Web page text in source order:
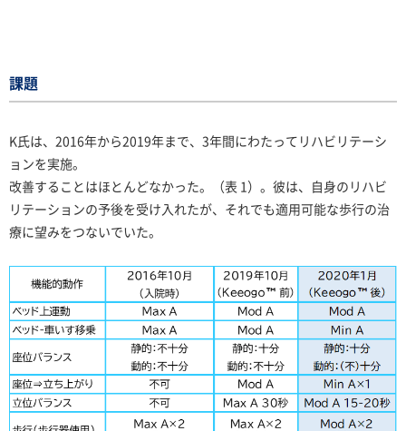
課題
K氏は、2016年から2019年まで、3年間にわたってリハビリテーシ
ョンを実施。
改善することはほとんどなかった。（表 1）。彼は、自身のリハビ
リテーションの予後を受け入れたが、それでも適用可能な歩行の治
療に望みをつないでいた。